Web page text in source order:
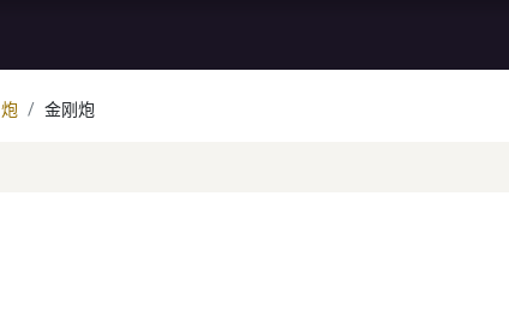
炮 金刚炮